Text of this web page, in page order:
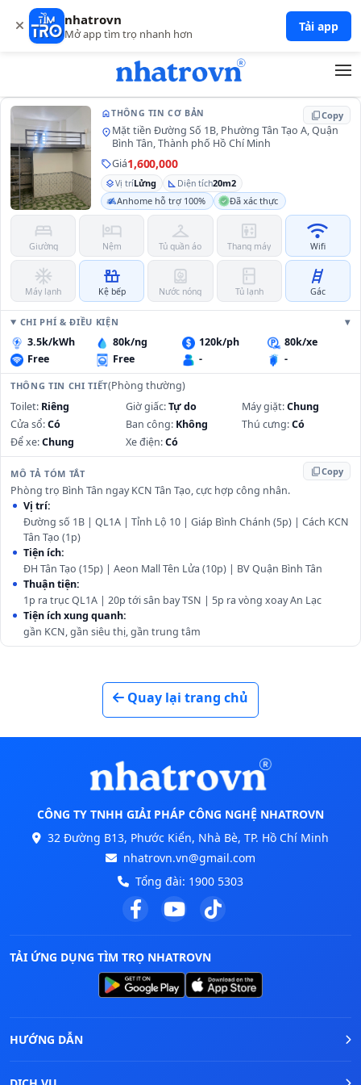
nhatrovn
Mở app tìm trọ nhanh hơn Tải app
homeTHÔNG TIN CƠ BẢN content_copyCopy
location_onMặt tiền Đường Số 1B, Phường Tân Tạo A, Quận
Bình Tân, Thành phố Hồ Chí Minh
sellGiá1,600,000
layersVị tríLửng square_foot Diện tích20m2
Anhome hỗ trợ 100%
Đã xác thực
bed
Giường
hotel
Nệm
checkroom
Tủ quần áo
elevator
Thang máy
wifi
Wifi
ac_unit
Máy lạnh
countertops
Kệ bếp
water_heater
Nước nóng
kitchen
Tủ lạnh
tools_ladder
Gác
CHI PHÍ & ĐIỀU KIỆN
3.5k/kWh 80k/ng 120k/ph
80k/xe
Free
Free - -
THÔNG TIN CHI TIẾT(Phòng thường)
Toilet: Riêng Giờ giấc:Tự do Máy giặt:Chung
Cửa sổ:Có Ban công: Không Thú cưng:Có
Để xe:Chung Xe điện:Có
MÔ TẢ TÓM TẮT content_copyCopy
Phòng trọ Bình Tân ngay KCN Tân Tạo, cực hợp công nhân.
Vị trí:
Đường số 1B | QL1A | Tỉnh Lộ 10 | Giáp Bình Chánh (5p) | Cách KCN
Tân Tạo (1p)
Tiện ích:
ĐH Tân Tạo (15p) | Aeon Mall Tên Lửa (10p) | BV Quận Bình Tân
Thuận tiện:
1p ra trục QL1A | 20p tới sân bay TSN | 5p ra vòng xoay An Lạc
Tiện ích xung quanh:
gần KCN, gần siêu thị, gần trung tâm
Quay lại trang chủ
CÔNG TY TNHH GIẢI PHÁP CÔNG NGHỆ NHATROVN
32 Đường B13, Phước Kiển, Nhà Bè, TP. Hồ Chí Minh
nhatrovn.vn@gmail.com
Tổng đài: 1900 5303
TẢI ỨNG DỤNG TÌM TRỌ NHATROVN
HƯỚNG DẪN